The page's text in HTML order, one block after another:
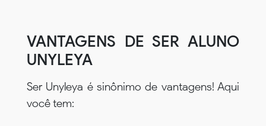
VANTAGENS DE SER ALUNO
UNYLEYA
Ser Unyleya é sinônimo de vantagens! Aqui
você tem: